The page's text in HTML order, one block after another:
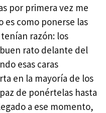
por primera vez me
como ponerse las
razón: los
rato delante del
esas caras
en la mayoría de los
de ponértelas hasta
a ese momento,